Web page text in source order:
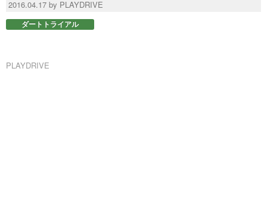
リザルトデータベース
バックナンバー
2016.04.17 by PLAYDRIVE
ダートトライアル
PLAYDRIVE